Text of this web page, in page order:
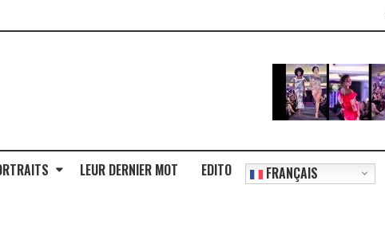
LEUR DERNIER MOT EDITO FRANÇAIS